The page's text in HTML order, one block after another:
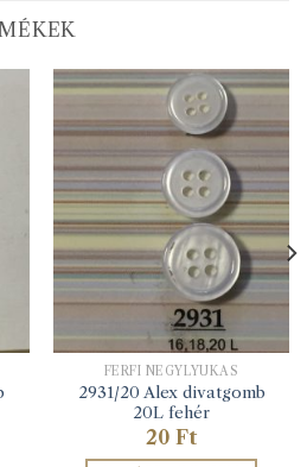
FÉRFI NÉGYLYUKAS
2931/20 Alex divatgomb
20L fehér
20 Ft